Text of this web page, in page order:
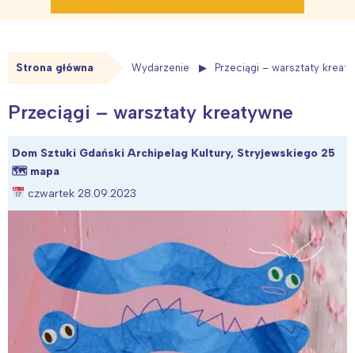
Strona główna Wydarzenie Przeciągi – warsztaty
Przeciągi – warsztaty kreatywne
Dom Sztuki Gdański Archipelag Kultury, Stryjewskiego 25
🗺 mapa
czwartek 28.09.2023